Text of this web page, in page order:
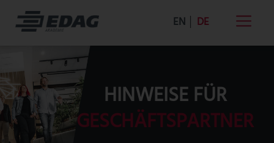
EN DE
Toggle
Schulungsangebote
Leistungsangebot
Die Akademie
HINWEISE FÜR
GESCHÄFTSPARTNER